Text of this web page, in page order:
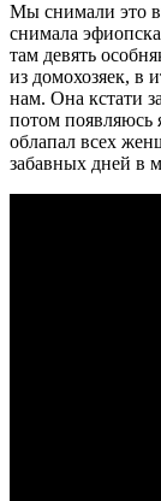
Мы снимали это
снимала
там девять
из домохозяек, в
нам. Она кстати
потом появляюсь
облапал всех
забавных дней в